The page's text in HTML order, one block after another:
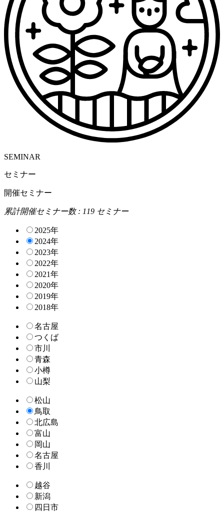
SEMINAR
セミナー
開催セミナー
累計開催セミナー数 : 119 セミナー
2025年
2024年
2023年
2022年
2021年
2020年
2019年
2018年
名古屋
つくば
市川
青森
小樽
山梨
松山
鳥取
北広島
富山
岡山
名古屋
香川
越谷
新潟
四日市